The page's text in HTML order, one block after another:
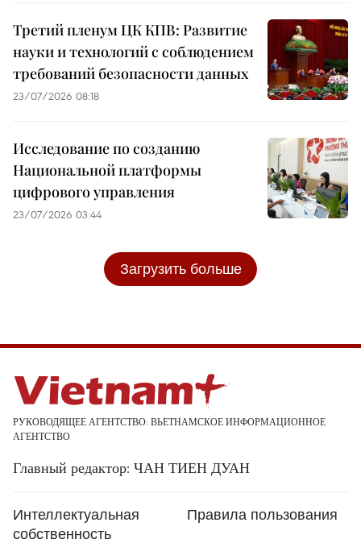
Третий пленум ЦК КПВ: Развитие
науки и технологий с соблюдением
требований безопасности данных
23/07/2026 08:18
Исследование по созданию
Национальной платформы
цифрового управления
23/07/2026 03:44
Загрузить больше
РУКОВОДЯЩЕЕ АГЕНТСТВО: ВЬЕТНАМСКОЕ ИНФОРМАЦИОННОЕ
АГЕНТСТВО
Главный редактор: ЧАН ТИЕН ДУАН
Интеллектуальная
собственность
Правила пользования